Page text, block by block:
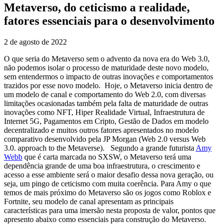
Metaverso, do ceticismo a realidade,
fatores essenciais para o desenvolvimento
2 de agosto de 2022
O que seria do Metaverso sem o advento da nova era do Web 3.0,
não podemos isolar o processo de maturidade deste novo modelo,
sem entendermos o impacto de outras inovações e comportamentos
trazidos por esse novo modelo. Hoje, o Metaverso inicia dentro de
um modelo de canal e comportamento do Web 2.0, com diversas
limitações ocasionadas também pela falta de maturidade de outras
inovações como NFT, Hiper Realidade Virtual, Infraestrutura de
Internet 5G, Pagamentos em Cripto, Gestão de Dados em modelo
decentralizado e muitos outros fatores apresentados no modelo
comparativo desenvolvido pela JP Morgan (Web 2.0 versus Web
3.0. approach to the Metaverse). Segundo a grande futurista Amy
Webb que é carta marcada no SXSW, o Metaverso terá uma
dependência grande de uma boa infraestrutura, o crescimento e
acesso a esse ambiente será o maior desafio dessa nova geração, ou
seja, um pingo de ceticismo com muita coerência. Para Amy o que
temos de mais próximo do Metaverso são os jogos como Roblox e
Fortnite, seu modelo de canal apresentam as principais
características para uma imersão nesta proposta de valor, pontos que
apresento abaixo como essenciais para construção do Metaverso.